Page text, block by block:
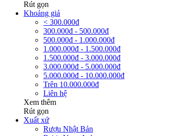
Rút gọn
Khoảng giá
< 300.000đ
300.000đ - 500.000đ
500.000đ - 1.000.000đ
1.000.000đ - 1.500.000đ
1.500.000đ - 3.000.000đ
3.000.000đ - 5.000.000đ
5.000.000đ - 10.000.000đ
Trên 10.000.000đ
Liên hệ
Xem thêm
Rút gọn
Xuất xứ
Rượu Nhật Bản